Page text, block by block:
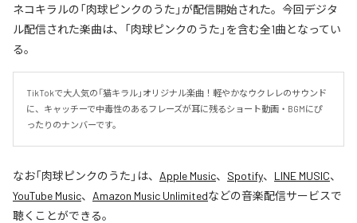
ネコキラルの「肉球ピンクのうた」が配信開始された。今回デジタ
ル配信された楽曲は、「肉球ピンクのうた」を含む全1曲となってい
る。
TikTokで大人気の「猫キラル」オリジナル楽曲！軽やかなウクレレのサウンド
に、キャッチーで中毒性のあるフレーズが耳に残るショート動画・BGMにぴ
ったりのナンバーです。
なお「肉球ピンクのうた 」は、 Apple Music、 Spotify、 LINE MUSIC、
YouTube Music、 Amazon Music Unlimitedなどの音楽配信サービスで
聴くことができる。